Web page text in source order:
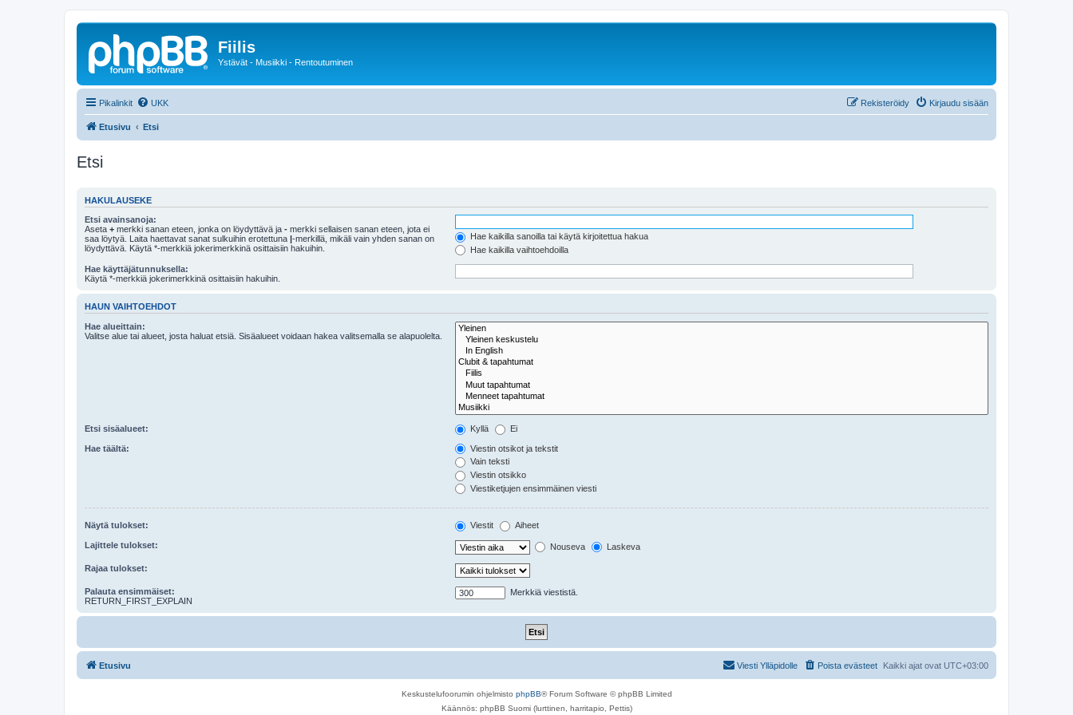
Fiilis
Ystävät - Musiikki - Rentoutuminen
Pikalinkit UKK Kirjaudu sisään
Rekisteröidy
Etusivu Etsi
Etsi
HAKULAUSEKE
Etsi avainsanoja:
Aseta + merkki sanan eteen, jonka on löydyttävä ja - merkki sellaisen sanan eteen, jota ei
saa löytyä. Laita haettavat sanat sulkuihin erotettuna |-merkillä, mikäli vain yhden sanan on
löydyttävä. Käytä *-merkkiä jokerimerkkinä osittaisiin hakuihin.
Hae kaikilla sanoilla tai käytä kirjoitettua hakua
Hae kaikilla vaihtoehdoilla
Hae käyttäjätunnuksella:
Käytä *-merkkiä jokerimerkkinä osittaisiin hakuihin.
HAUN VAIHTOEHDOT
Hae alueittain:
Valitse alue tai alueet, josta haluat etsiä. Sisäalueet voidaan hakea valitsemalla se alapuolelta.
Etsi sisäalueet: Kyllä Ei
Hae täältä:
Viestin otsikot ja tekstit
Vain teksti
Viestin otsikko
Viestiketjujen ensimmäinen viesti
Näytä tulokset: Viestit Aiheet
Lajittele tulokset: Nouseva Laskeva
Rajaa tulokset:
Palauta ensimmäiset:
RETURN_FIRST_EXPLAIN
Merkkiä viestistä.
Etusivu Kaikki ajat ovat UTC+03:00
Poista evästeet
Viesti Ylläpidolle
Keskustelufoorumin ohjelmisto phpBB® Forum Software © phpBB Limited
Käännös: phpBB Suomi (lurttinen, harritapio, Pettis)